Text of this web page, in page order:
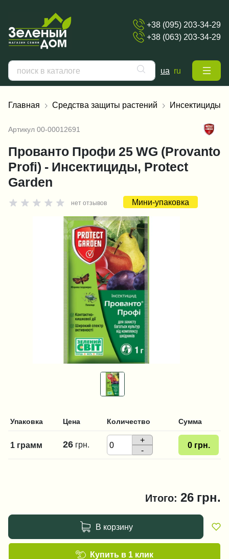
+38 (095) 203-34-29
+38 (063) 203-34-29
ua ru
Главная Средства защиты растений Инсектициды
Артикул 00-00012691
Прованто Профи 25 WG (Provanto
Profi) - Инсектициды, Protect
Garden
нет отзывов Мини-упаковка
Упаковка Цена Количество Сумма
1 грамм 26 грн.
+
-
0 грн.
Итого: 26 грн.
В корзину
Купить в 1 клик